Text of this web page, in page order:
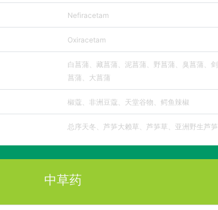
Nefiracetam
Oxiracetam
白菖蒲、藏菖蒲、泥菖蒲、野菖蒲、臭菖蒲、剑
菖蒲、大菖蒲
椒蔻、非洲豆蔻、天堂谷物、鳄鱼辣椒
总序天冬、芦笋大赖草、芦笋草、亚洲野生芦笋
中草药